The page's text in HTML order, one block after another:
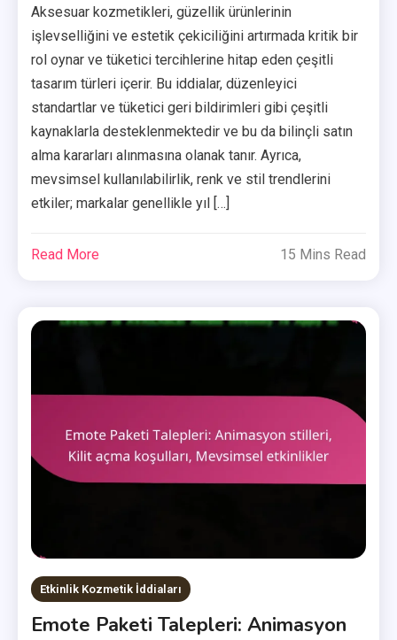
Aksesuar kozmetikleri, güzellik ürünlerinin
işlevselliğini ve estetik çekiciliğini artırmada kritik bir
rol oynar ve tüketici tercihlerine hitap eden çeşitli
tasarım türleri içerir. Bu iddialar, düzenleyici
standartlar ve tüketici geri bildirimleri gibi çeşitli
kaynaklarla desteklenmektedir ve bu da bilinçli satın
alma kararları alınmasına olanak tanır. Ayrıca,
mevsimsel kullanılabilirlik, renk ve stil trendlerini
etkiler; markalar genellikle yıl […]
Read More 15 Mins Read
Etkinlik Kozmetik İddiaları
Emote Paketi Talepleri: Animasyon